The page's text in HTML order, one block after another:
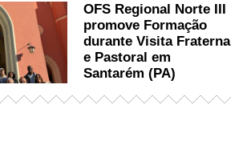
OFS Regional Norte III
promove Formação
durante Visita Fraterna
e Pastoral em
Santarém (PA)